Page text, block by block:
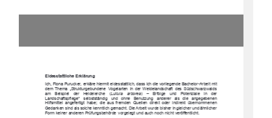
Eidesstattliche  Erklärung
Ich, Fiona Purucker, erkläre hiermit eidesstattlich, dass ich die vorliegende Bachelor-Arbeit mit
dem  Thema  „Strukturgebundene   Vogelarten  in  der  Weidelandschaft   des  Südschwarzwalds
am    Beispiel    der    Heidelerche    (Lullula    arborea
)    –    Erfolge    und    Potenziale    in    der
Landschaftspflege“    selbstständig   und   ohne   Benutzung   anderer   als   die   angegebenen
Hilfsmittel  angefertigt  habe;  die  aus  fremden  Quellen  direkt  oder  indirekt  übernommenen
Gedanken sind als solche kenntlich gemacht. Die Arbeit wurde bisher in gleicher und ähnlicher
Form keiner anderen Prüfungsbehörde  vorgelegt und auch noch nicht veröffentlicht.